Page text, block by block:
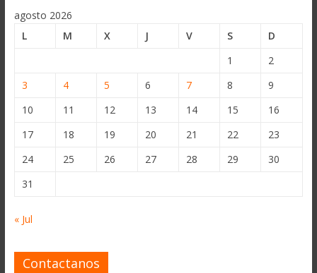
agosto 2026
L
M X J V S
D
1
2
3
4 5 6 7 8
9
10
11 12 13 14 15
16
17
18 19 20 21 22
23
24
25 26 27 28 29
30
31
« Jul
Contactanos